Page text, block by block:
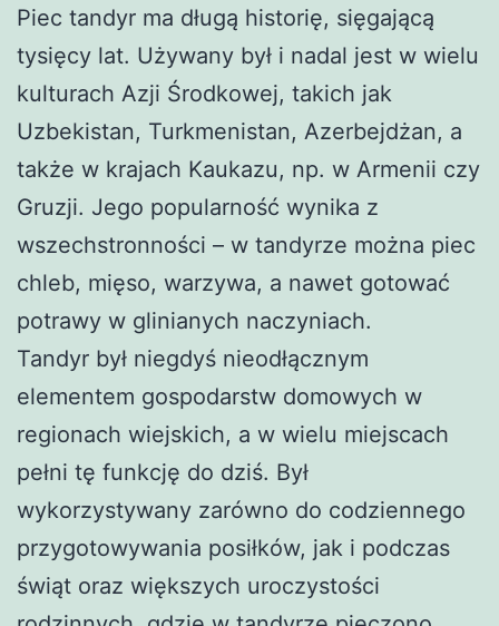
Piec tandyr ma długą historię, sięgającą
tysięcy lat. Używany był i nadal jest w wielu
kulturach Azji Środkowej, takich jak
Uzbekistan, Turkmenistan, Azerbejdżan, a
także w krajach Kaukazu, np. w Armenii czy
Gruzji. Jego popularność wynika z
wszechstronności – w tandyrze można piec
chleb, mięso, warzywa, a nawet gotować
potrawy w glinianych naczyniach.
Tandyr był niegdyś nieodłącznym
elementem gospodarstw domowych w
regionach wiejskich, a w wielu miejscach
pełni tę funkcję do dziś. Był
wykorzystywany zarówno do codziennego
przygotowywania posiłków, jak i podczas
świąt oraz większych uroczystości